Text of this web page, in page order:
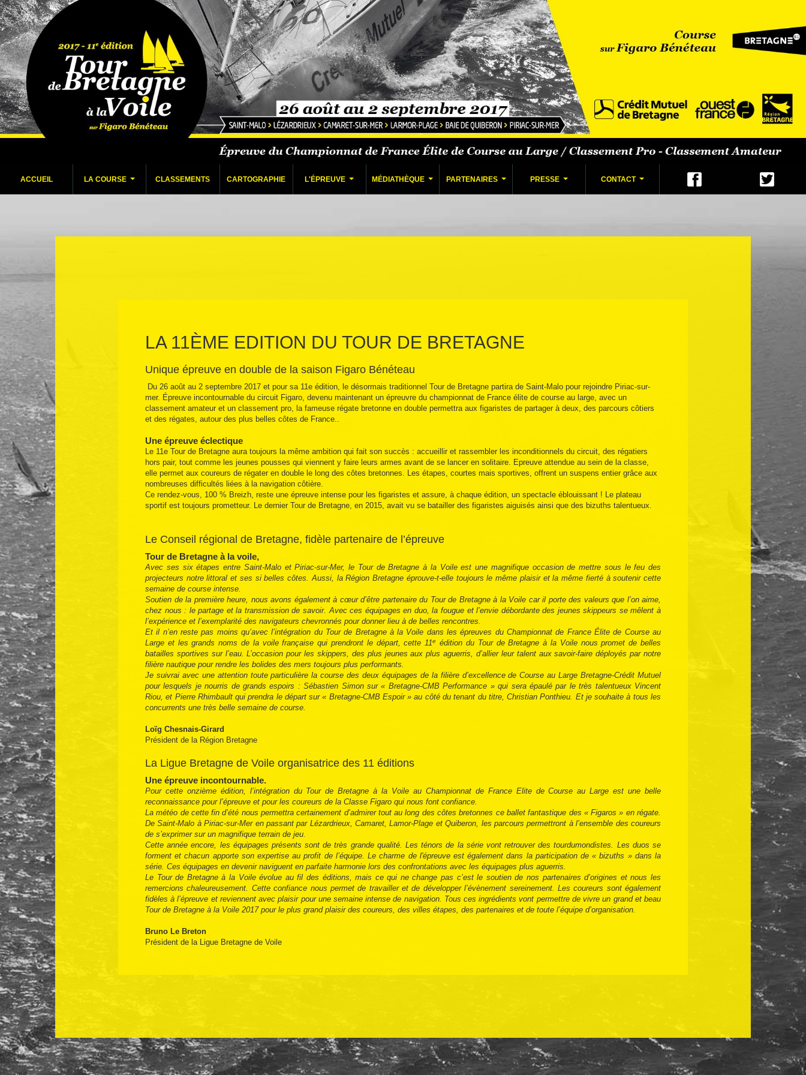
ACCUEIL LA COURSE CLASSEMENTS CARTOGRAPHIE L'ÉPREUVE MÉDIATHÈQUE PARTENAIRES PRESSE CONTACT
LA 11ÈME EDITION DU TOUR DE BRETAGNE
Unique épreuve en double de la saison Figaro Bénéteau
Du 26 août au 2 septembre 2017 et pour sa 11e édition, le désormais traditionnel Tour de Bretagne partira de Saint-Malo pour rejoindre Piriac-sur-
mer. Épreuve incontournable du circuit Figaro, devenu maintenant un épreuvre du championnat de France élite de course au large, avec un
classement amateur et un classement pro, la fameuse régate bretonne en double permettra aux figaristes de partager à deux, des parcours côtiers
et des régates, autour des plus belles côtes de France..
Une épreuve éclectique
Le 11e Tour de Bretagne aura toujours la même ambition qui fait son succès : accueillir et rassembler les inconditionnels du circuit, des régatiers
hors pair, tout comme les jeunes pousses qui viennent y faire leurs armes avant de se lancer en solitaire. Epreuve attendue au sein de la classe,
elle permet aux coureurs de régater en double le long des côtes bretonnes. Les étapes, courtes mais sportives, offrent un suspens entier grâce aux
nombreuses difficultés liées à la navigation côtière.
Ce rendez-vous, 100 % Breizh, reste une épreuve intense pour les figaristes et assure, à chaque édition, un spectacle éblouissant ! Le plateau
sportif est toujours prometteur. Le dernier Tour de Bretagne, en 2015, avait vu se batailler des figaristes aiguisés ainsi que des bizuths talentueux.
Le Conseil régional de Bretagne, fidèle partenaire de l’épreuve
Tour de Bretagne à la voile,
Avec ses six étapes entre Saint-Malo et Piriac-sur-Mer, le Tour de Bretagne à la Voile est une magnifique occasion de mettre sous le feu des
projecteurs notre littoral et ses si belles côtes. Aussi, la Région Bretagne éprouve-t-elle toujours le même plaisir et la même fierté à soutenir cette
semaine de course intense.
Soutien de la première heure, nous avons également à cœur d’être partenaire du Tour de Bretagne à la Voile car il porte des valeurs que l’on aime,
chez nous : le partage et la transmission de savoir. Avec ces équipages en duo, la fougue et l’envie débordante des jeunes skippeurs se mêlent à
l’expérience et l’exemplarité des navigateurs chevronnés pour donner lieu à de belles rencontres.
Et il n’en reste pas moins qu’avec l’intégration du Tour de Bretagne à la Voile dans les épreuves du Championnat de France Élite de Course au
Large et les grands noms de la voile française qui prendront le départ, cette 11e édition du Tour de Bretagne à la Voile nous promet de belles
batailles sportives sur l’eau. L’occasion pour les skippers, des plus jeunes aux plus aguerris, d’allier leur talent aux savoir-faire déployés par notre
filière nautique pour rendre les bolides des mers toujours plus performants.
Je suivrai avec une attention toute particulière la course des deux équipages de la filière d’excellence de Course au Large Bretagne-Crédit Mutuel
pour lesquels je nourris de grands espoirs : Sébastien Simon sur « Bretagne-CMB Performance » qui sera épaulé par le très talentueux Vincent
Riou, et Pierre Rhimbault qui prendra le départ sur « Bretagne-CMB Espoir » au côté du tenant du titre, Christian Ponthieu. Et je souhaite à tous les
concurrents une très belle semaine de course.
Loïg Chesnais-Girard
Président de la Région Bretagne
La Ligue Bretagne de Voile organisatrice des 11 éditions
Une épreuve incontournable.
Pour cette onzième édition, l’intégration du Tour de Bretagne à la Voile au Championnat de France Elite de Course au Large est une belle
reconnaissance pour l’épreuve et pour les coureurs de la Classe Figaro qui nous font confiance.
La météo de cette fin d’été nous permettra certainement d’admirer tout au long des côtes bretonnes ce ballet fantastique des « Figaros » en régate.
De Saint-Malo à Piriac-sur-Mer en passant par Lézardrieux, Camaret, Lamor-Plage et Quiberon, les parcours permettront à l’ensemble des coureurs
de s’exprimer sur un magnifique terrain de jeu.
Cette année encore, les équipages présents sont de très grande qualité. Les ténors de la série vont retrouver des tourdumondistes. Les duos se
forment et chacun apporte son expertise au profit de l’équipe. Le charme de l'épreuve est également dans la participation de « bizuths » dans la
série. Ces équipages en devenir naviguent en parfaite harmonie lors des confrontations avec les équipages plus aguerris.
Le Tour de Bretagne à la Voile évolue au fil des éditions, mais ce qui ne change pas c’est le soutien de nos partenaires d’origines et nous les
remercions chaleureusement. Cette confiance nous permet de travailler et de développer l’évènement sereinement. Les coureurs sont également
fidèles à l’épreuve et reviennent avec plaisir pour une semaine intense de navigation. Tous ces ingrédients vont permettre de vivre un grand et beau
Tour de Bretagne à la Voile 2017 pour le plus grand plaisir des coureurs, des villes étapes, des partenaires et de toute l’équipe d’organisation.
Bruno Le Breton
Président de la Ligue Bretagne de Voile